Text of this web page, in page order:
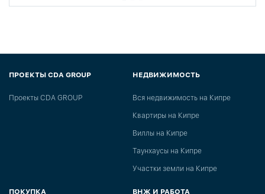
ПРОЕКТЫ CDA GROUP
Проекты CDA GROUP
НЕДВИЖИМОСТЬ
Вся недвижимость на Кипре
Квартиры на Кипре
Виллы на Кипре
Таунхаусы на Кипре
Участки земли на Кипре
ПОКУПКА ВНЖ И РАБОТА